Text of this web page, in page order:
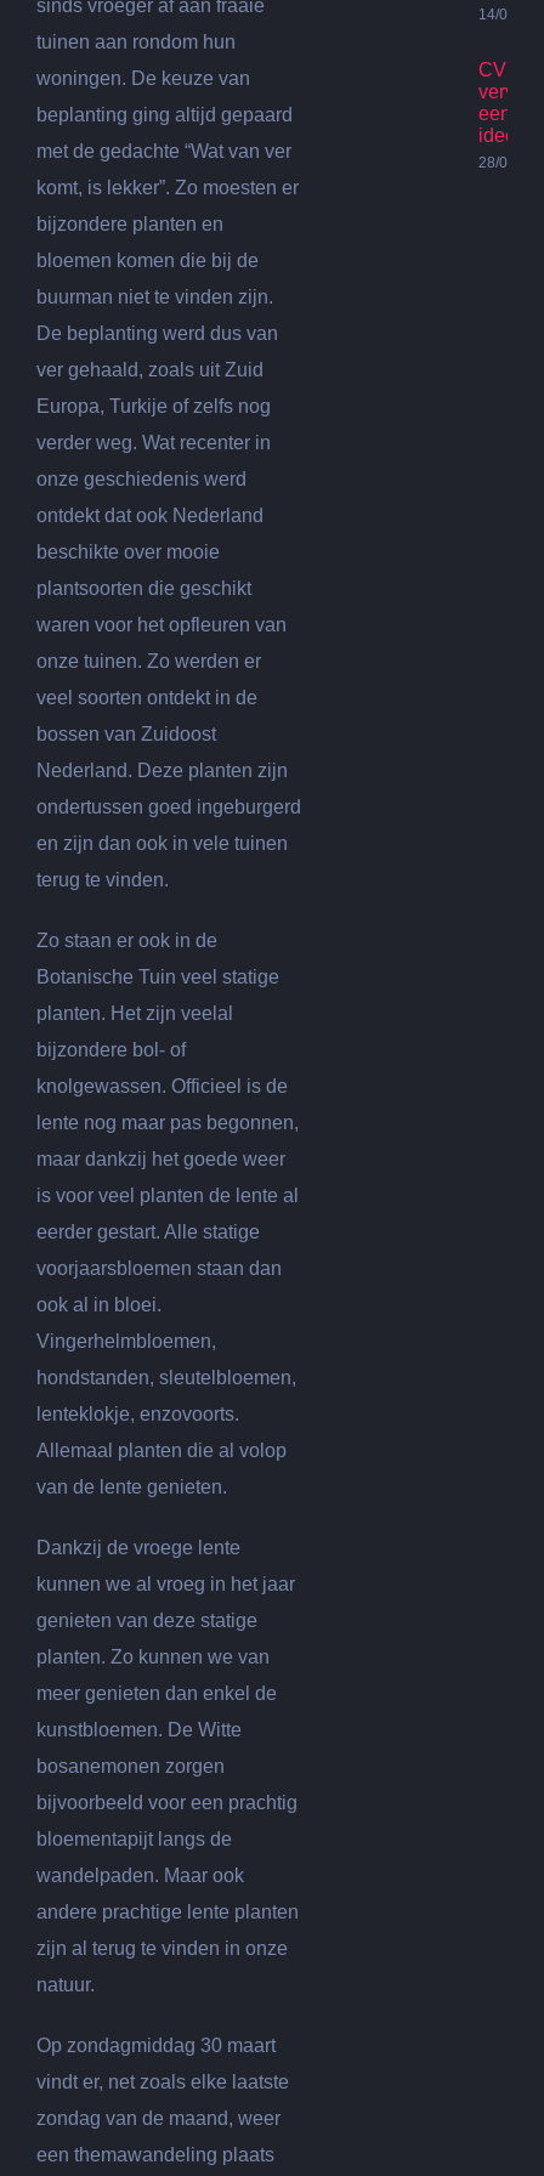
sinds vroeger af aan fraaie
tuinen aan rondom hun
woningen. De keuze van
beplanting ging altijd gepaard
met de gedachte “Wat van ver
komt, is lekker”. Zo moesten er
bijzondere planten en
bloemen komen die bij de
buurman niet te vinden zijn.
De beplanting werd dus van
ver gehaald, zoals uit Zuid
Europa, Turkije of zelfs nog
verder weg. Wat recenter in
onze geschiedenis werd
ontdekt dat ook Nederland
beschikte over mooie
plantsoorten die geschikt
waren voor het opfleuren van
onze tuinen. Zo werden er
veel soorten ontdekt in de
bossen van Zuidoost
Nederland. Deze planten zijn
ondertussen goed ingeburgerd
en zijn dan ook in vele tuinen
terug te vinden.
Zo staan er ook in de
Botanische Tuin veel statige
planten. Het zijn veelal
bijzondere bol- of
knolgewassen. Officieel is de
lente nog maar pas begonnen,
maar dankzij het goede weer
is voor veel planten de lente al
eerder gestart. Alle statige
voorjaarsbloemen staan dan
ook al in bloei.
Vingerhelmbloemen,
hondstanden, sleutelbloemen,
lenteklokje, enzovoorts.
Allemaal planten die al volop
van de lente genieten.
Dankzij de vroege lente
kunnen we al vroeg in het jaar
genieten van deze statige
planten. Zo kunnen we van
meer genieten dan enkel de
kunstbloemen. De Witte
bosanemonen zorgen
bijvoorbeeld voor een prachtig
bloementapijt langs de
wandelpaden. Maar ook
andere prachtige lente planten
zijn al terug te vinden in onze
natuur.
Op zondagmiddag 30 maart
vindt er, net zoals elke laatste
zondag van de maand, weer
een themawandeling plaats
14/07/
CV
een
idee?
28/06/